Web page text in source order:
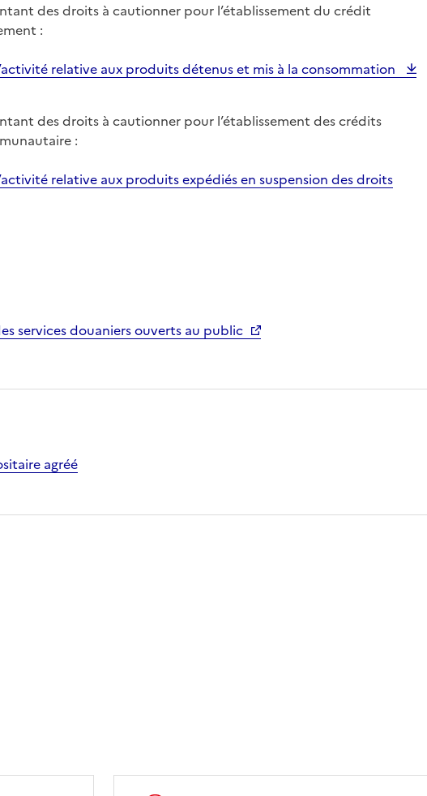
des droits à cautionner pour l’établissement du crédit
:
relative aux produits détenus et mis à la consommation
des droits à cautionner pour l’établissement des crédits
:
relative aux produits expédiés en suspension des droits
services douaniers ouverts au public
agréé